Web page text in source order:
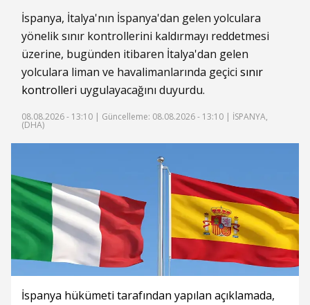
İspanya, İtalya'nın İspanya'dan gelen yolculara
yönelik sınır kontrollerini kaldırmayı reddetmesi
üzerine, bugünden itibaren İtalya'dan gelen
yolculara liman ve havalimanlarında geçici sınır
kontrolleri uygulayacağını duyurdu.
08.08.2026 - 13:10 | Güncelleme: 08.08.2026 - 13:10 | İSPANYA,
(DHA)
İspanya hükümeti tarafından yapılan açıklamada,